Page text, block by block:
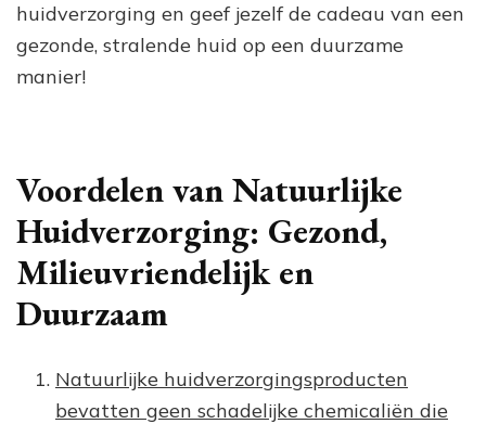
huidverzorging en geef jezelf de cadeau van een
gezonde, stralende huid op een duurzame
manier!
Voordelen van Natuurlijke
Huidverzorging: Gezond,
Milieuvriendelijk en
Duurzaam
Natuurlijke huidverzorgingsproducten
bevatten geen schadelijke chemicaliën die